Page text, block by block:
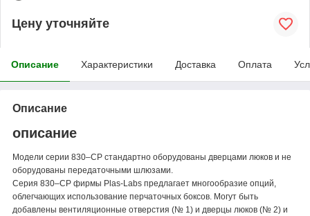
Цену уточняйте
Описание Характеристики Доставка Оплата
Описание
описание
Модели серии 830–CP стандартно оборудованы дверцами люков и не
оборудованы передаточными шлюзами.
Серия 830–CP фирмы Plas-Labs предлагает многообразие опций,
облегчающих использование перчаточных боксов. Могут быть
добавлены вентиляционные отверстия (№ 1) и дверцы люков (№ 2) и